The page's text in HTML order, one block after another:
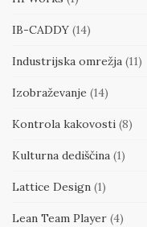
IB-CADDY (14)
Industrijska omrežja (11)
Izobraževanje (14)
Kontrola kakovosti (8)
Kulturna dediščina (1)
Lattice Design (1)
Lean Team Player (4)